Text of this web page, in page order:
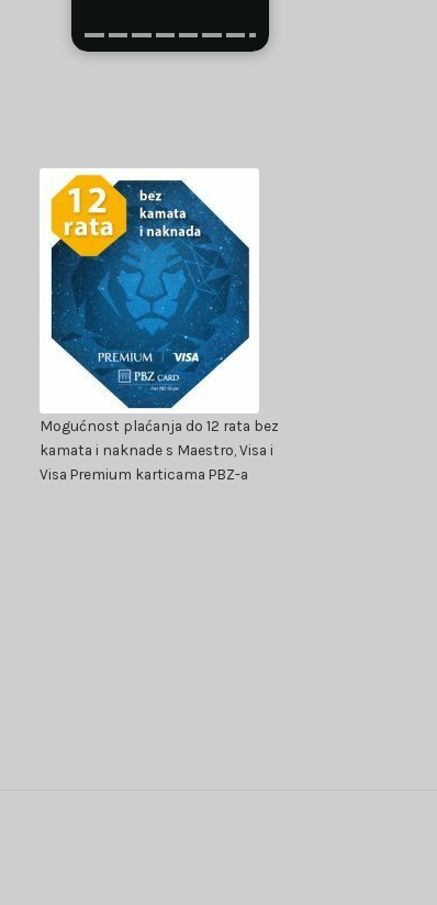
Mogućnost plaćanja do 12 rata bez
kamata i naknade s Maestro, Visa i
Visa Premium karticama PBZ-a